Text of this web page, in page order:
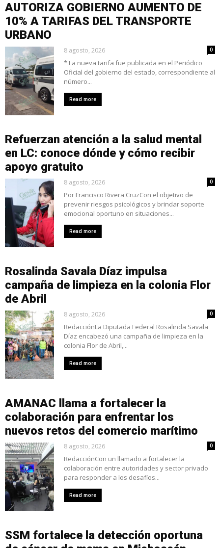
AUTORIZA GOBIERNO AUMENTO DE
10% A TARIFAS DEL TRANSPORTE
URBANO
8 agosto, 2026 0
* La nueva tarifa fue publicada en el Periódico
Oficial del gobierno del estado, correspondiente al
número...
Read more
Refuerzan atención a la salud mental
en LC: conoce dónde y cómo recibir
apoyo gratuito
8 agosto, 2026 0
Por Francisco Rivera CruzCon el objetivo de
prevenir riesgos psicológicos y brindar soporte
emocional oportuno en situaciones...
Read more
Rosalinda Savala Díaz impulsa
campaña de limpieza en la colonia Flor
de Abril
8 agosto, 2026 0
RedacciónLa Diputada Federal Rosalinda Savala
Díaz encabezó una campaña de limpieza en la
colonia Flor de Abril,...
Read more
AMANAC llama a fortalecer la
colaboración para enfrentar los
nuevos retos del comercio marítimo
8 agosto, 2026 0
RedacciónCon un llamado a fortalecer la
colaboración entre autoridades y sector privado
para responder a los desafíos...
Read more
SSM fortalece la detección oportuna